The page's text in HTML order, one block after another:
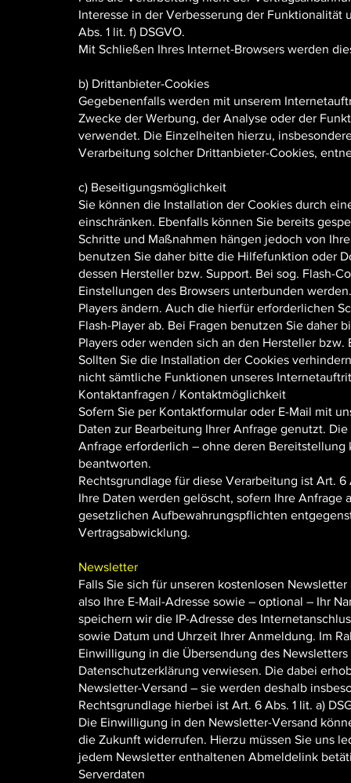
Interesse in der Verbesserung der Funktionalität
Abs. 1 lit. f) DSGVO.
Mit Schließen Ihres Internet-Browsers werden
b) Drittanbieter-Cookies
Gegebenenfalls werden mit unserem
Zwecke der Werbung, der Analyse oder der
verwendet. Die Einzelheiten hierzu,
Verarbeitung solcher Drittanbieter-Cookies,
c) Beseitigungsmöglichkeit
Sie können die Installation der Cookies durch
einschränken. Ebenfalls können Sie bereits
Schritte und Maßnahmen hängen jedoch von
benutzen Sie daher bitte die Hilfefunktion oder
dessen Hersteller bzw. Support. Bei sog. Flash-
Einstellungen des Browsers unterbunden
Players ändern. Auch die hierfür erforderlichen
Flash-Player ab. Bei Fragen benutzen Sie daher
Players oder wenden sich an den Hersteller bzw.
Sollten Sie die Installation der Cookies
nicht sämtliche Funktionen unseres
Kontaktanfragen / Kontaktmöglichkeit
Sofern Sie per Kontaktformular oder E-Mail mit
Daten zur Bearbeitung Ihrer Anfrage genutzt.
Anfrage erforderlich – ohne deren
beantworten.
Rechtsgrundlage für diese Verarbeitung ist Art. 6
Ihre Daten werden gelöscht, sofern Ihre
gesetzlichen Aufbewahrungspflichten
Vertragsabwicklung.
Newsletter
Falls Sie sich für unseren kostenlosen
also Ihre E-Mail-Adresse sowie – optional – Ihr
speichern wir die IP-Adresse des
sowie Datum und Uhrzeit Ihrer Anmeldung. Im
Einwilligung in die Übersendung des
Datenschutzerklärung verwiesen. Die dabei
Newsletter-Versand – sie werden deshalb
Rechtsgrundlage hierbei ist Art. 6 Abs. 1 lit. a)
Die Einwilligung in den Newsletter-Versand
die Zukunft widerrufen. Hierzu müssen Sie uns
jedem Newsletter enthaltenen Abmeldelink
Serverdaten